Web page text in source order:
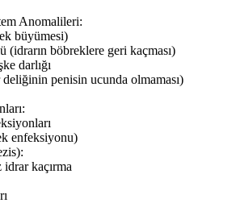
Anomalileri:
büyümesi)
böbreklere geri kaçması)
darlığı
penisin ucunda olmaması)
kaçırma